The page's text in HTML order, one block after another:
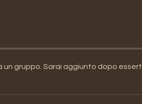
gruppo. Sarai aggiunto dopo